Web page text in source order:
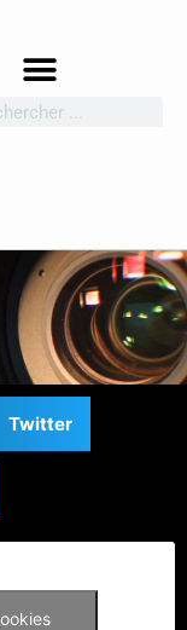
Twitter